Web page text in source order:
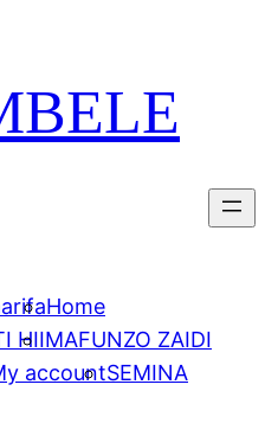
Home
HIIMAFUNZO ZAIDI
accountSEMINA